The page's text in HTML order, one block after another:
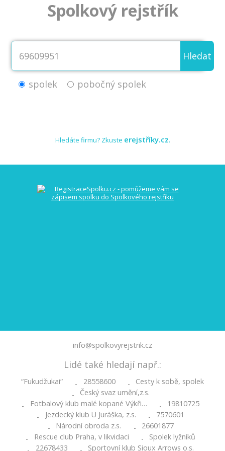
Spolkový rejstřík
Hledat
spolek pobočný spolek
Hledáte firmu? Zkuste erejstříky.cz.
info@spolkovyrejstrik.cz
Lidé také hledají např.:
“Fukudžukai“ - 28558600 -
Cesty k sobě, spolek
-
Český svaz umění,z.s.
-
Fotbalový klub malé kopané Výkři… -
19810725
-
Jezdecký klub U Juráška, z.s. -
7570601
-
Národní obroda z.s. -
26601877
-
Rescue club Praha, v likvidaci -
Spolek lyžníků
22678433 Sportovní klub Sioux Arrows o.s.